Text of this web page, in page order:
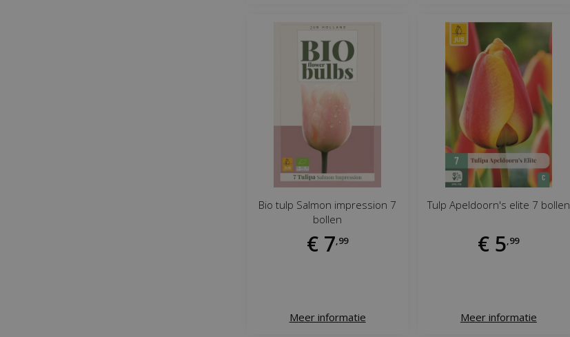
Bio tulp Salmon impression 7
bollen
€ 7 99
Meer informatie
Tulp Apeldoorn's elite 7 bollen
€ 5 99
Meer informatie